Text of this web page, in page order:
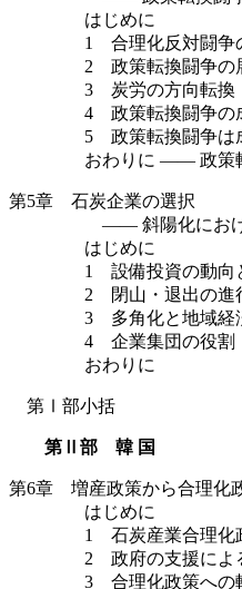
はじめに
1 合理化反対闘争
2 政策転換闘争の
3 炭労の方向転換
4 政策転換闘争の
5 政策転換闘争は成
おわりに —— 政策転換
第5章 石炭企業の選択
—— 斜陽化における
はじめに
1 設備投資の動向
2 閉山・退出の進
3 多角化と地域経済
4 企業集団の役割
おわりに
第Ⅰ部小括
第Ⅱ部 韓 国
第6章 増産政策から合理化
はじめに
1 石炭産業合理化政
2 政府の支援による
3 合理化政策への